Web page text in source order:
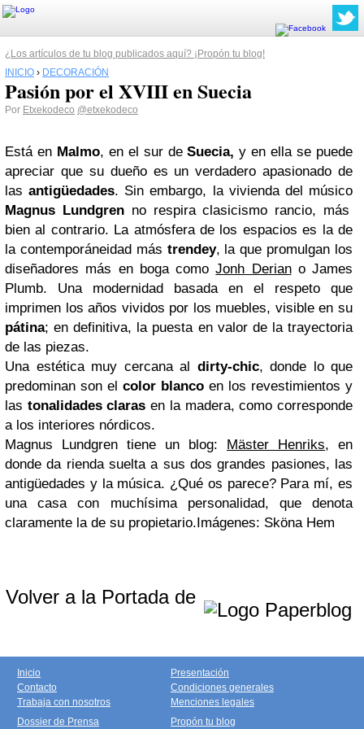
¿Los artículos de tu blog publicados aquí? ¡Propón tu blog!
INICIO › DECORACIÓN
Pasión por el XVIII en Suecia
Por Etxekodeco @etxekodeco
Está en Malmo, en el sur deSuecia, y en ella se puede
apreciar que su dueño es un verdadero apasionado de
lasantigüedades. Sin embargo, la vivienda del músico
Magnus Lundgrenno respira clasicismo rancio, más
bien al contrario. La atmósfera de los espacios es la de
la contemporáneidad más trendey, la que promulgan los
diseñadores más en boga comoJonh Deriano James
Plumb. Una modernidad basada en el respeto que
imprimen los años vividos por los muebles, visible en su
pátina; en definitiva, la puesta en valor de la trayectoria
de las piezas.
Una estética muy cercana al dirty-chic, donde lo que
predominan son el color blanco en los revestimientos y
las tonalidades claras en la madera, como corresponde
a los interiores nórdicos.
Magnus Lundgren tiene un blog: Mäster Henriks, en
donde da rienda suelta a sus dos grandes pasiones, las
antigüedades y la música. ¿Qué os parece? Para mí, es
una casa con muchísima personalidad, que denota
claramente la de su propietario.Imágenes: Sköna Hem
Volver a la Portada de
Inicio
Contacto
Trabaja con nosotros
Presentación
Condiciones generales
Menciones legales
Dossier de Prensa
Propón tu blog